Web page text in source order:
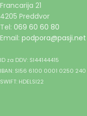
Francarija 21
4205 Preddvor
Tel: 069 60 60 80
Email: podpora@pasji.net
ID za DDV: SI44144415
IBAN: SI56 6100 0001 0250 240
SWIFT: HDELSI22